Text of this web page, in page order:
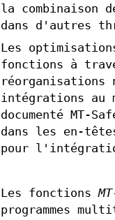
la combinaison
dans d'autres
Les
fonctions à
réorganisations
intégrations au
documenté MT-
dans les en-
pour
Les fonctions
programmes